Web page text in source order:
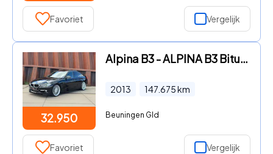
Favoriet Vergelijk
32.950
Alpina B3 - ALPINA B3 Biturbo F30 410PK HUD/Glasdak/Memory/20”/Akrapovic
2013 147.675km
Beuningen Gld
Favoriet Vergelijk